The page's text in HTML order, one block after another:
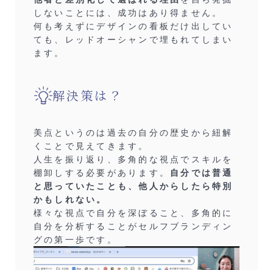
しないことには、成功はあり得ません。
何も考えずにデザインの看板だけ出してい
ても、レッドオーシャンで埋もれてしまい
ます。
解決策は？
美点というのは過去の自分の歴史から紐解
くことで見えてきます。
人生を振り返り、多角的な視点でスキルを
棚卸しする必要があります。
自分では普通
と思っていたことも、他人からしたら特別
かもしれない。
様々な視点で自分を深ぼること、多角的に
自分を分析することがセルフブランディン
グの第一歩です。